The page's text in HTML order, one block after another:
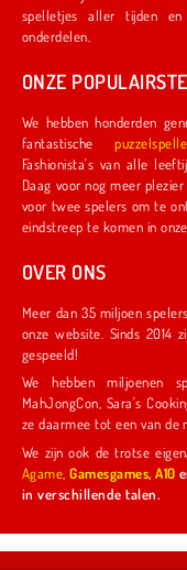
spelletjes aller tijden en ze hebben een
onderdelen.
ONZE
We hebben honderden
fantastische
Daag voor nog meer plezier een andere speler uit in een van onze spelletjes
voor twee spelers om te
OVER ONS
Meer dan 35 miljoen
onze website. Sinds 2014
gespeeld!
We hebben miljoenen
MahJongCon, Sara's Cooking Class en Happy Wheels getrokken en hebben
We zijn ook de trotse
Agame ,Gamesgames,A10
in verschillende talen.